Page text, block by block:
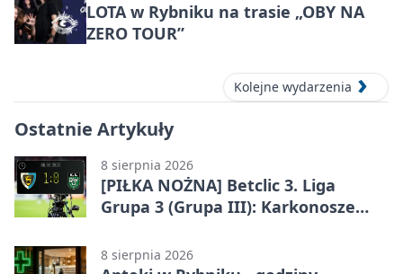
LOTA w Rybniku na trasie „OBY NA
ZERO TOUR”
Kolejne wydarzenia
Ostatnie Artykuły
8 sierpnia 2026
[PIŁKA NOŻNA] Betclic 3. Liga
Grupa 3 (Grupa III): Karkonosze
8 sierpnia 2026